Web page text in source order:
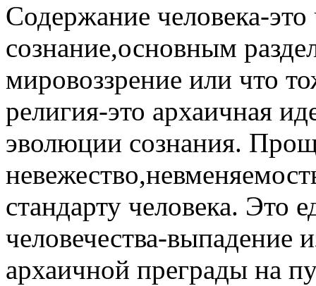
Содержание человека-это
сознание,основным
мировоззрение или что
религия-это архаичная
эволюции сознания.
стандарту человека. Это
человечества-выпадение
архаичной преграды на